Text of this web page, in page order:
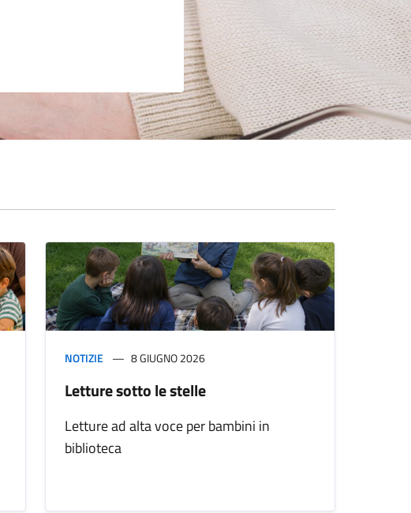
NOTIZIE 8 GIUGNO 2026
Letture sotto le stelle
Letture ad alta voce per bambini in
biblioteca